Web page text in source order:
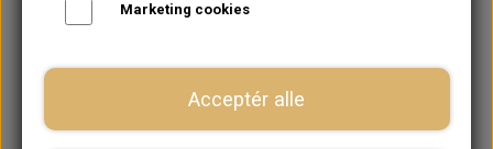
Yokohama G.T.
Yokohama A539 165 /
Marketing cookies
Acceptér alle